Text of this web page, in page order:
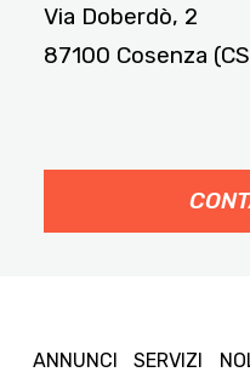
Via Doberdò, 2
87100 Cosenza
ANNUNCI SERVIZI